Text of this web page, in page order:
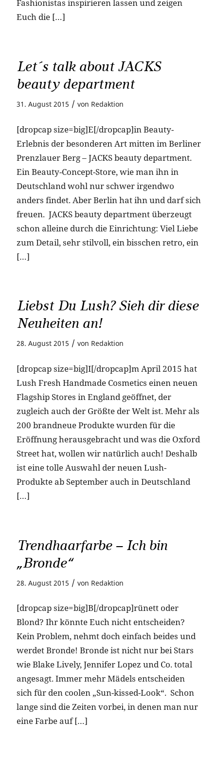
Fashionistas inspirieren lassen und zeigen
Euch die […]
Let´s talk about JACKS
beauty department
31. August 2015 / von Redaktion
[dropcap size=big]E[/dropcap]in Beauty-
Erlebnis der besonderen Art mitten im Berliner
Prenzlauer Berg – JACKS beauty department.
Ein Beauty-Concept-Store, wie man ihn in
Deutschland wohl nur schwer irgendwo
anders findet. Aber Berlin hat ihn und darf sich
freuen. JACKS beauty department überzeugt
schon alleine durch die Einrichtung: Viel Liebe
zum Detail, sehr stilvoll, ein bisschen retro, ein
[…]
Liebst Du Lush? Sieh dir diese
Neuheiten an!
28. August 2015 / von Redaktion
[dropcap size=big]I[/dropcap]m April 2015 hat
Lush Fresh Handmade Cosmetics einen neuen
Flagship Stores in England geöffnet, der
zugleich auch der Größte der Welt ist. Mehr als
200 brandneue Produkte wurden für die
Eröffnung herausgebracht und was die Oxford
Street hat, wollen wir natürlich auch! Deshalb
ist eine tolle Auswahl der neuen Lush-
Produkte ab September auch in Deutschland
[…]
Trendhaarfarbe – Ich bin
„Bronde“
28. August 2015 / von Redaktion
[dropcap size=big]B[/dropcap]rünett oder
Blond? Ihr könnte Euch nicht entscheiden?
Kein Problem, nehmt doch einfach beides und
werdet Bronde! Bronde ist nicht nur bei Stars
wie Blake Lively, Jennifer Lopez und Co. total
angesagt. Immer mehr Mädels entscheiden
sich für den coolen „Sun-kissed-Look“. Schon
lange sind die Zeiten vorbei, in denen man nur
eine Farbe auf […]